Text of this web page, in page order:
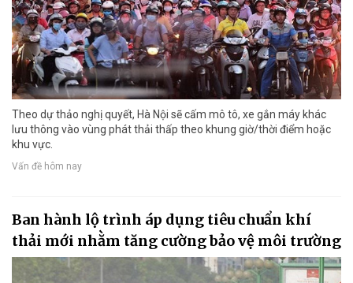
Theo dự thảo nghị quyết, Hà Nội sẽ cấm mô tô, xe gắn máy khác
lưu thông vào vùng phát thải thấp theo khung giờ/thời điểm hoặc
khu vực.
Vấn đề hôm nay
Ban hành lộ trình áp dụng tiêu chuẩn khí
thải mới nhằm tăng cường bảo vệ môi trường